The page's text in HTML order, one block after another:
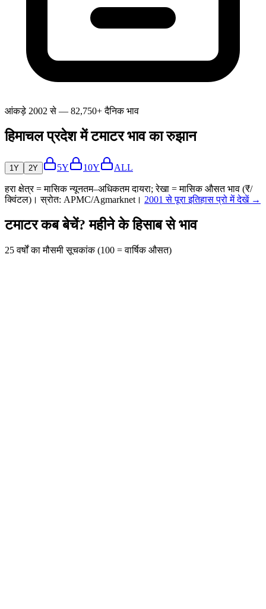
आंकड़े 2002 से — 82,750+ दैनिक भाव
हिमाचल प्रदेश में टमाटर भाव का रुझान
1Y 2Y 5Y 10Y ALL
हरा क्षेत्र = मासिक न्यूनतम–अधिकतम दायरा; रेखा = मासिक औसत भाव (₹/
क्विंटल)। स्रोत: APMC/Agmarknet। 2001 से पूरा इतिहास प्रो में देखें →
टमाटर कब बेचें? महीने के हिसाब से भाव
25 वर्षों का मौसमी सूचकांक (100 = वार्षिक औसत)